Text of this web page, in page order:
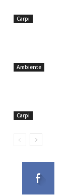
Carpi
Ambiente
Carpi